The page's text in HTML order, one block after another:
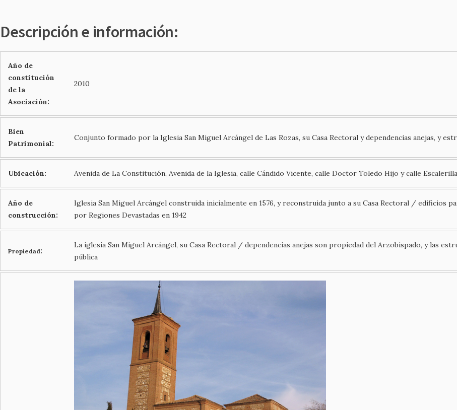
Descripción e información:
Año de
constitución
de la
Asociación:
2010
Bien
Patrimonial:
Conjunto formado por la Iglesia San Miguel Arcángel de Las Rozas, su Casa Rectoral y dependencias anejas, y
Ubicación: Avenida de La Constitución, Avenida de la Iglesia, calle Cándido Vicente, calle Doctor Toledo Hijo y calle
Año de
construcción:
Iglesia San Miguel Arcángel construida inicialmente en 1576, y reconstruida junto a su Casa Rectoral / edificios
por Regiones Devastadas en 1942
Propiedad:
La iglesia San Miguel Arcángel, su Casa Rectoral / dependencias anejas son propiedad del Arzobispado, y las
pública